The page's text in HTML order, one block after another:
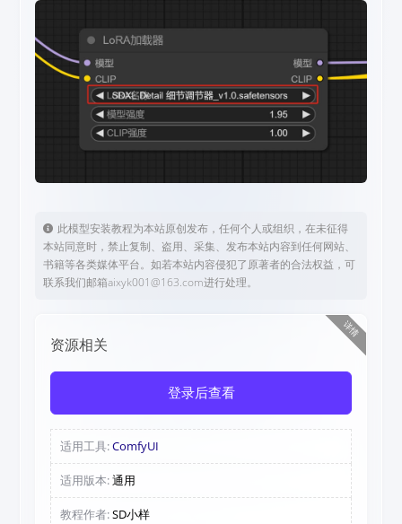
此模型安装教程为本站原创发布，任何个人或组织，在未征得
本站同意时，禁止复制、盗用、采集、发布本站内容到任何网站、
书籍等各类媒体平台。如若本站内容侵犯了原著者的合法权益，可
联系我们邮箱aixyk001@163.com进行处理。
详情
资源相关
登录后查看
适用工具:ComfyUI
适用版本:通用
教程作者:SD小样